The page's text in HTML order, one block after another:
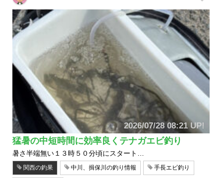
2026/07/28 08:21 UP!
猛暑の中短時間に効率良くテナガエビ釣り
暑さ半端無い１３時５０分頃にスタート…
関西の釣果 中川、揖保川の釣り情報 手長エビ釣り